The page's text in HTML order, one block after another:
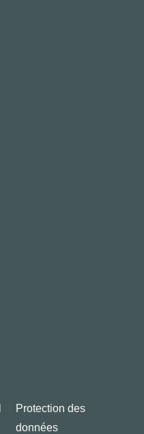
Protection des
données